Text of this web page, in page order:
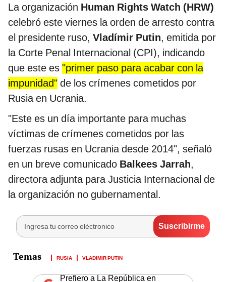
La organización Human Rights Watch (HRW)
celebró este viernes la orden de arresto contra
el presidente ruso, Vladímir Putin, emitida por
la Corte Penal Internacional (CPI), indicando
que este es "primer paso para acabar con la
impunidad" de los crímenes cometidos por
Rusia en Ucrania.
"Este es un día importante para muchas
víctimas de crímenes cometidos por las
fuerzas rusas en Ucrania desde 2014", señaló
en un breve comunicado Balkees Jarrah,
directora adjunta para Justicia Internacional de
la organización no gubernamental.
RUSIA VLADIMIR PUTIN
Prefiero a La República en